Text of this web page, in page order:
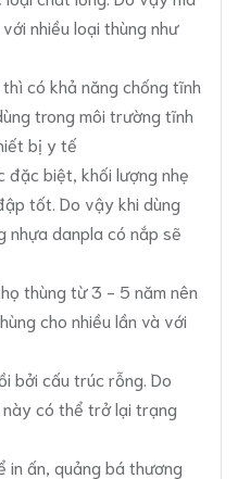
nhiều loại thùng như
có khả năng chống tĩnh
trong môi trường tĩnh
bị y tế
đặc biệt, khối lượng nhẹ
tốt. Do vậy khi dùng
nhựa danpla có nắp sẽ
thùng từ 3 - 5 năm nên
cho nhiều lần và với
bởi cấu trúc rỗng. Do
này có thể trở lại trạng
in ấn, quảng bá thương